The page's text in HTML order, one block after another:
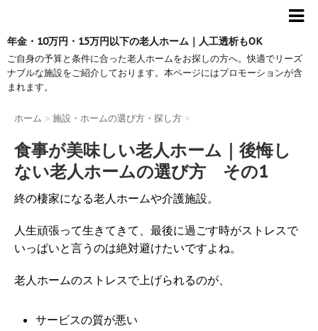
年金・10万円・15万円以下の老人ホーム｜人工透析もOK
ご自身の予算と条件に合った老人ホームをお探しの方へ。快適でリーズ
ナブルな施設をご紹介しております。本ページにはプロモーションが含
まれます。
ホーム > 施設・ホームの選び方・探し方 >
食事が美味しい老人ホーム｜後悔し
ない老人ホームの選び方 その1
終の棲家になる老人ホームや介護施設。
人生頑張って生きてきて、最後に過ごす時がストレスで
いっぱいと言うのは絶対避けたいですよね。
老人ホームのストレスで上げられるのが、
サービスの質が悪い